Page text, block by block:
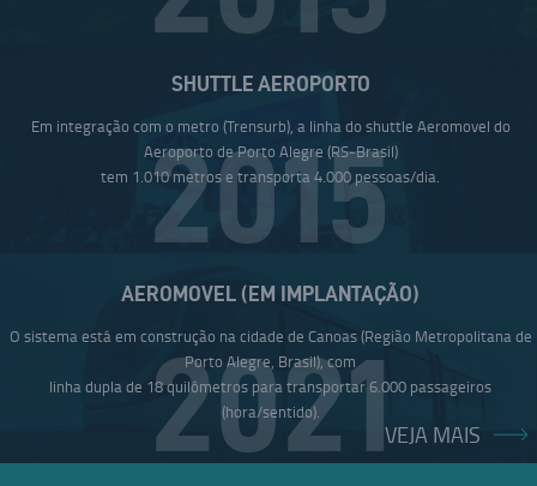
SHUTTLE AEROPORTO
Em integração com o metro (Trensurb), a linha do shuttle Aeromovel do
Aeroporto de Porto Alegre (RS-Brasil)
tem 1.010 metros e transporta 4.000 pessoas/dia.
2015
AEROMOVEL (EM IMPLANTAÇÃO)
O sistema está em construção na cidade de Canoas (Região Metropolitana de
Porto Alegre, Brasil), com
linha dupla de 18 quilômetros para transportar 6.000 passageiros
(hora/sentido).
2021VEJA MAIS